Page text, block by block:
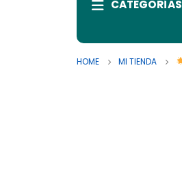
CATEGORÍAS
HOME MI TIENDA